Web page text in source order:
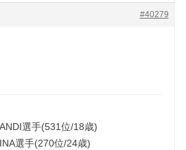
#40279
選手(531位/18歳)
選手(270位/24歳)